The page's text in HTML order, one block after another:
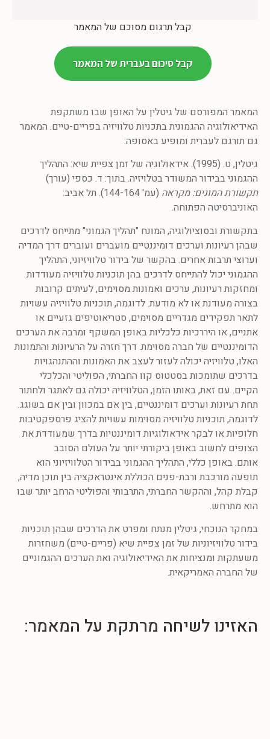
קבל תרגום מסוכם של המאמר
קבל סיכום בעברית של המאמר
המאמר המפורסם של גיטלין על האופן שבו משתקפת
האידיאולוגיה ההגמונית בתכניות טלוויזיה בפריים-טיים. המאמר
גם תורגם לעברית ומופיע באסופה:
גיטלין, ט. (1995). אידאולוגיה של זמן צפיית שיא: התהליך
ההגמוני בבידור המשודר בטלויזיה. בתוך: ד. כספי (עורך)
תקשורת המונים: מקראה
(עמ' 144-164). תל אביב:
האוניברסיטה הפתוחה.
בתקשורת ובסוציולוגיה, המונח "תהליך הגמוני" מתייחס לדרכים
שבהן רעיונות וערכים דומיננטיים מועברים ועוברים דרך המדיה
וערוצי תרבות אחרים. בהקשר של בידור טלוויזיוני, התהליך
ההגמוני יכול להתייחס לדרכים בהן תוכניות טלוויזיה מעודדות
ומחזקות רעיונות, ערכים ואמונות מסוימים, לעיתים קרובות
בצורה מעודנת או לא מודעת. לדוגמה, תוכניות טלוויזיה עשויות
לתאר תפקידים מגדריים מסוימים, סטריאוטיפים גזעיים או
אתניים, או היררכיות כלכליות באופן המשקף ומרבה את הערכים
הדומיננטיים של חברה מסוימת. דרך חזרה על הרעיונות והתמונות
האלו, טלוויזיה יכולה לעזור לעצב את האמונות וההתנהגויות
בדרכים שתומכות בסטטוס קוו החברתי, הפוליטי והכלכלי
הקיים. עם זאת, באותו הזמן, הטלוויזיה יכולה גם לאתגר ולחתור
תחת רעיונות וערכים דומיננטיים, בין אם במכוון ובין אם בשוגג.
לדוגמה, תוכניות טלוויזיה מסוימות עשויות להציג פרספקטיבות
חלופיות או לבקר אידאולוגיות דומיננטיות בדרך שמעודדת את
הצופים לחשוב באופן ביקורתי יותר על העולם הסובב
אותם. באופן כללי, התהליך ההגמוני בבידור הטלוויזיוני הוא
תופעה מורכבת ורבת-פנים הכוללת אינטראקציה בין תוכן מדיה,
קבלת קהל, וההקשר החברתי, התרבותי והפוליטי הרחב יותר שבו
הוא מתרחש.
במחקר הנוכחי, גיטלין מנתח ומפרט את הדרכים שבהן תוכניות
בידור טלוויזיוניות של זמן צפיית שיא (פריים-טיים) משחזרות
משעתקות ומנציחות את האידיאולוגיה ואת הערכים ההגמוניים
של החברה האמריקאית.
האזינו לשיחה מרתקת על המאמר: